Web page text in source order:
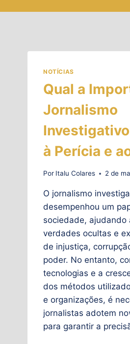
NOTÍCIAS
Qual a
Jornalismo
à Perícia e
Por Italu Colares 2 de
O jornalismo
desempenhou um
sociedade, ajudando
verdades ocultas e
de injustiça,
poder. No entanto,
tecnologias e a
dos métodos
e organizações, é
jornalistas adotem
para garantir a